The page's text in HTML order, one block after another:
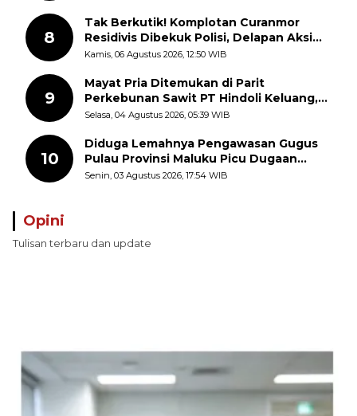
8
Tak Berkutik! Komplotan Curanmor
Residivis Dibekuk Polisi, Delapan Aksi
Curanmor Di Candipuro Terungkap
Kamis, 06 Agustus 2026, 12:50 WIB
9
Mayat Pria Ditemukan di Parit
Perkebunan Sawit PT Hindoli Keluang,
Polisi Selidiki Penyebab Kematian
Selasa, 04 Agustus 2026, 05:39 WIB
10
Diduga Lemahnya Pengawasan Gugus
Pulau Provinsi Maluku Picu Dugaan
Pungli terhadap Nelayan Bale-Bale di
Senin, 03 Agustus 2026, 17:54 WIB
Opini
Tulisan terbaru dan update